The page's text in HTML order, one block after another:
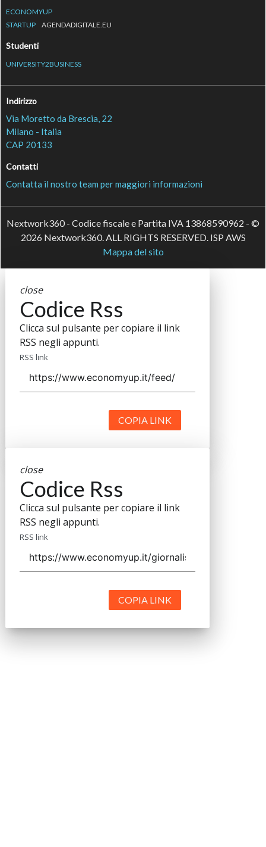
ECONOMYUP
STARTUP
AGENDADIGITALE.EU
Studenti
UNIVERSITY2BUSINESS
Indirizzo
Via Moretto da Brescia, 22
Milano - Italia
CAP 20133
Contatti
Contatta il nostro team per maggiori informazioni
Nextwork360 - Codice fiscale e Partita IVA 13868590962 - ©
2026 Nextwork360. ALL RIGHTS RESERVED. ISP AWS
Mappa del sito
close
Codice Rss
Clicca sul pulsante per copiare il link
RSS negli appunti.
RSS link
COPIA LINK
close
Codice Rss
Clicca sul pulsante per copiare il link
RSS negli appunti.
RSS link
COPIA LINK